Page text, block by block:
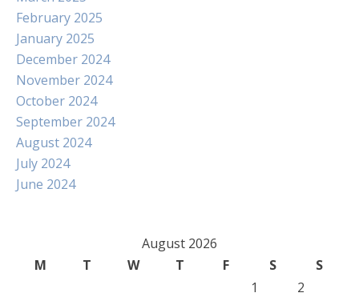
February 2025
January 2025
December 2024
November 2024
October 2024
September 2024
August 2024
July 2024
June 2024
August 2026
M
T W T F S
S
1
2